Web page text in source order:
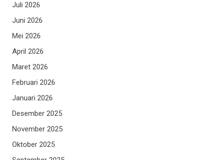
Juli 2026
Juni 2026
Mei 2026
April 2026
Maret 2026
Februari 2026
Januari 2026
Desember 2025
November 2025
Oktober 2025